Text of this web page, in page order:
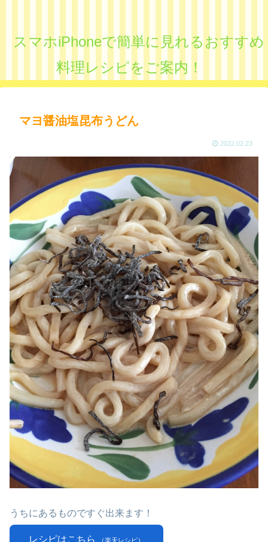
スマホiPhoneで簡単に見れるおすすめ
料理レシピをご案内！
マヨ醤油塩昆布うどん
2022.02.23
うちにあるものですぐ出来ます！
レシピはこちら （楽天レシピ）